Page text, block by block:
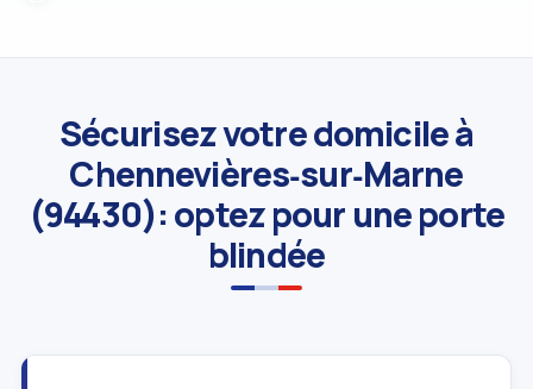
Sécurisez votre domicile à
Chennevières‑sur‑Marne
(94430): optez pour une porte
blindée